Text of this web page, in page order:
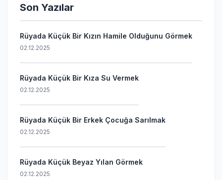
Son Yazılar
Rüyada Küçük Bir Kızın Hamile Olduğunu Görmek
02.12.2025
Rüyada Küçük Bir Kıza Su Vermek
02.12.2025
Rüyada Küçük Bir Erkek Çocuğa Sarılmak
02.12.2025
Rüyada Küçük Beyaz Yılan Görmek
02.12.2025